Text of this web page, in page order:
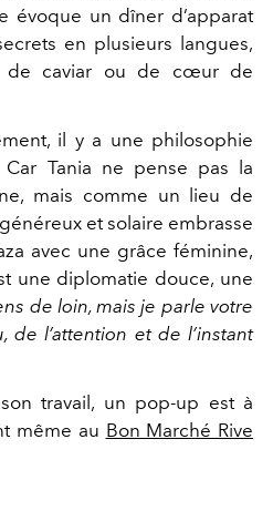
évoque un dîner d’apparat
en plusieurs langues,
de caviar ou de cœur de
il y a une philosophie
Car Tania ne pense pas la
mais comme un lieu de
et solaire embrasse
avec une grâce féminine,
une diplomatie douce, une
de loin, mais je parle votre
l’attention et de l’instant
travail, un pop-up est à
même au Bon Marché Rive